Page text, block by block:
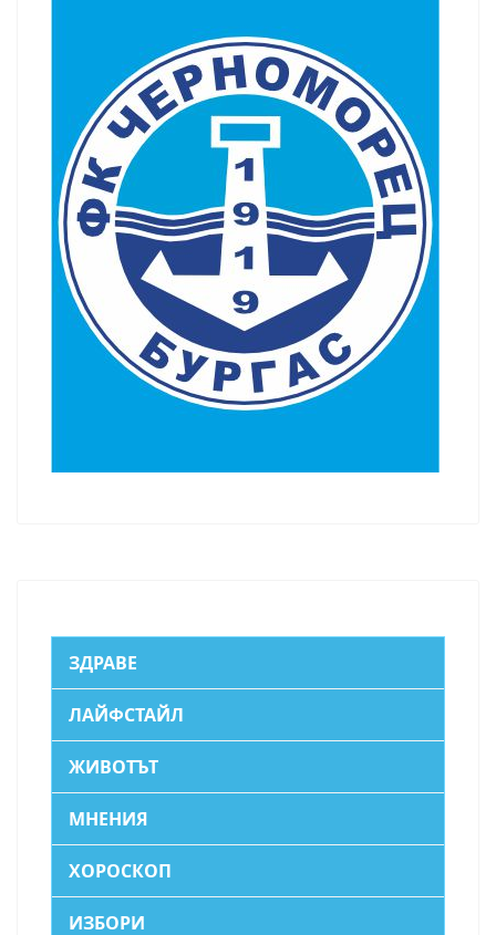
ЗДРАВЕ
ЛАЙФСТАЙЛ
ЖИВОТЪТ
МНЕНИЯ
ХОРОСКОП
ИЗБОРИ